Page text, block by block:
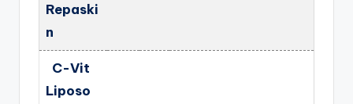
Repaski
n
C-Vit
Liposo